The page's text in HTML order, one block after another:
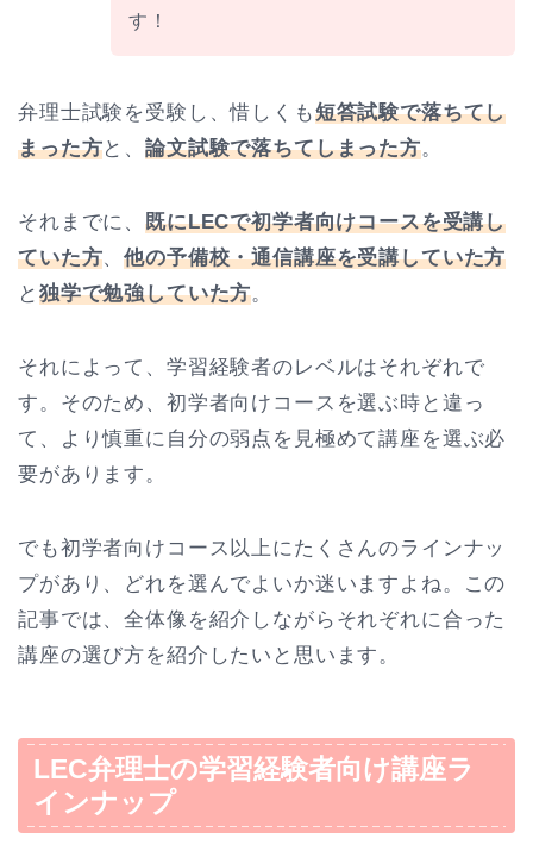
す！
弁理士試験を受験し、惜しくも短答試験で落ちてし
まった方と、論文試験で落ちてしまった方。
それまでに、既にLECで初学者向けコースを受講し
ていた方、他の予備校・通信講座を受講していた方
と 独学で勉強していた方。
それによって、学習経験者のレベルはそれぞれで
す。そのため、初学者向けコースを選ぶ時と違っ
て、より慎重に自分の弱点を見極めて講座を選ぶ必
要があります。
でも初学者向けコース以上にたくさんのラインナッ
プがあり、どれを選んでよいか迷いますよね。この
記事では、全体像を紹介しながらそれぞれに合った
講座の選び方を紹介したいと思います。
LEC弁理士の学習経験者向け講座ラ
インナップ